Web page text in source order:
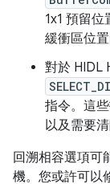
1x1 預留
緩衝區位
對於 HIDL
指令。這
以及需要
回溯相容選項可
機。您或許可以